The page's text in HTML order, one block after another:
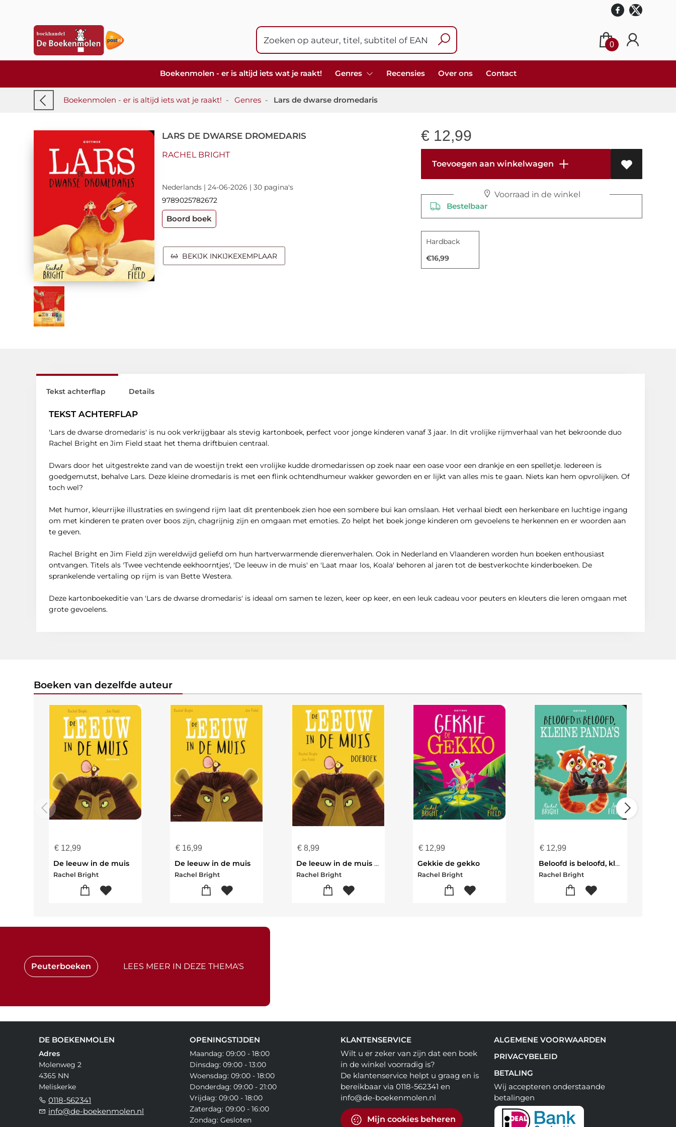
0
Boekenmolen - er is altijd iets wat je raakt! Genres Recensies Over ons Contact
Boekenmolen - er is altijd iets wat je raakt! - Genres - Lars de dwarse dromedaris
LARS DE DWARSE DROMEDARIS
RACHEL BRIGHT
Nederlands | 24-06-2026 | 30 pagina's
9789025782672
Boord boek
BEKIJK INKIJKEXEMPLAAR
€ 12,99
Toevoegen aan winkelwagen
Voorraad in de winkel
Bestelbaar
Hardback
€16,99
Tekst achterflap
TEKST ACHTERFLAP
'Lars de dwarse dromedaris' is nu ook verkrijgbaar als stevig kartonboek, perfect voor jonge kinderen vanaf 3 jaar. In dit vrolijke rijmverhaal van het bekroonde duo
Rachel Bright en Jim Field staat het thema driftbuien centraal.
Dwars door het uitgestrekte zand van de woestijn trekt een vrolijke kudde dromedarissen op zoek naar een oase voor een drankje en een spelletje. Iedereen is
goedgemutst, behalve Lars. Deze kleine dromedaris is met een flink ochtendhumeur wakker geworden en er lijkt van alles mis te gaan. Niets kan hem opvrolijken. Of
toch wel?
Met humor, kleurrijke illustraties en swingend rijm laat dit prentenboek zien hoe een sombere bui kan omslaan. Het verhaal biedt een herkenbare en luchtige ingang
om met kinderen te praten over boos zijn, chagrijnig zijn en omgaan met emoties. Zo helpt het boek jonge kinderen om gevoelens te herkennen en er woorden aan
te geven.
Rachel Bright en Jim Field zijn wereldwijd geliefd om hun hartverwarmende dierenverhalen. Ook in Nederland en Vlaanderen worden hun boeken enthousiast
ontvangen. Titels als 'Twee vechtende eekhoorntjes', 'De leeuw in de muis' en 'Laat maar los, Koala' behoren al jaren tot de bestverkochte kinderboeken. De
sprankelende vertaling op rijm is van Bette Westera.
Deze kartonboekeditie van 'Lars de dwarse dromedaris' is ideaal om samen te lezen, keer op keer, en een leuk cadeau voor peuters en kleuters die leren omgaan met
grote gevoelens.
Details
Boeken van dezelfde auteur
€ 12,99
De leeuw in de muis
Rachel Bright
€ 16,99
De leeuw in de muis
Rachel Bright
€8,99
De leeuw in de muis doeboek
Rachel Bright
€12,99
Gekkie de gekko
Rachel Bright
€ 12,99
Beloofd is beloofd, kleine panda's
Rachel Bright
Peuterboeken LEES MEER IN DEZE THEMA'S
DE BOEKENMOLEN
Adres
Molenweg 2
4365 NN
Meliskerke
0118-562341
info@de-boekenmolen.nl
OPENINGSTIJDEN
Maandag: 09:00 - 18:00
Dinsdag: 09:00 - 13:00
Woensdag: 09:00 - 18:00
Donderdag: 09:00 - 21:00
Vrijdag: 09:00 - 18:00
Zaterdag: 09:00 - 16:00
Zondag: Gesloten
KLANTENSERVICE
Wilt u er zeker van zijn dat een boek
in de winkel voorradig is?
De klantenservice helpt u graag en is
bereikbaar via 0118-562341 en
info@de-boekenmolen.nl
Mijn cookies beheren
ALGEMENE VOORWAARDEN
PRIVACYBELEID
BETALING
Wij accepteren onderstaande
betalingen